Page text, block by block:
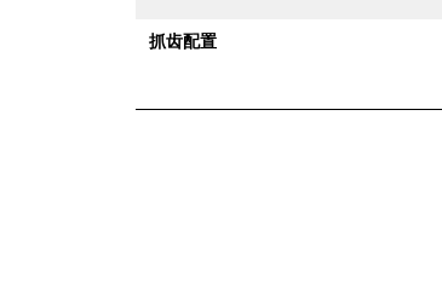
抓齿配置